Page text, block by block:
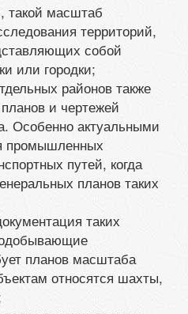
такой масштаб
территорий,
собой
или городки;
районов также
и чертежей
Особенно актуальными
промышленных
путей, когда
планов таких
таких
планов масштаба
относятся шахты,